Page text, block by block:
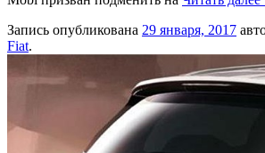
Запись опубликована 29 января, 2017
Fiat.